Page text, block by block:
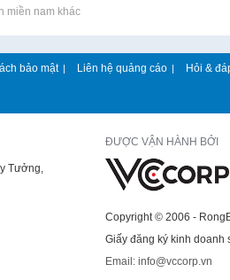
miền nam khác
bảo mật | Liên hệ quảng cáo | Hỏi &
Tưởng,
ĐƯỢC VẬN HÀNH BỞI
Copyright © 2006 -
Giấy đăng ký kinh doanh
Email: info@vccorp.vn